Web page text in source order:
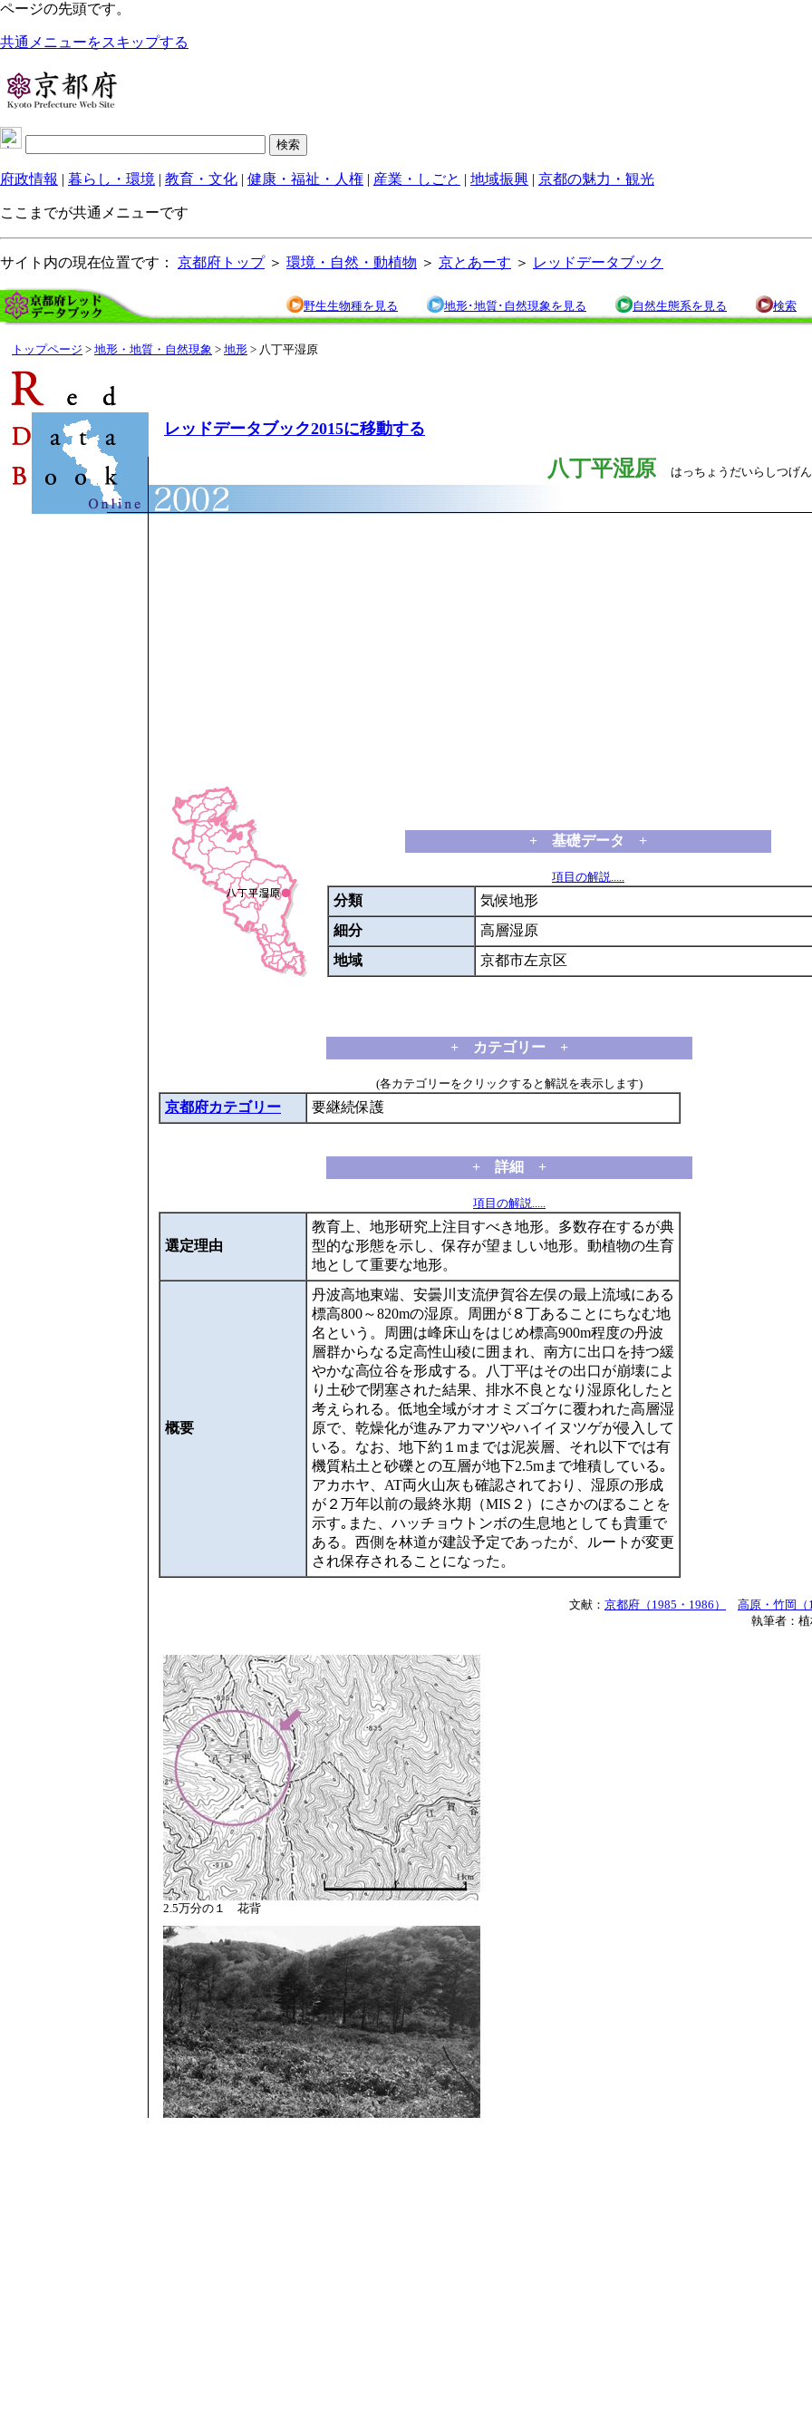
ページの先頭です。
共通メニューをスキップする
府政情報 | 暮らし・環境 | 教育・文化 | 健康・福祉・人権 | 産業・しごと | 地域振興 | 京都の魅力・観光
ここまでが共通メニューです
サイト内の現在位置です： 京都府トップ＞ 環境・自然・動植物 ＞ 京とあーす ＞ レッドデータブック
野生生物種を見る 地形･地質･自然現象を見る 自然生態系を見る 検索
トップページ > 地形・地質・自然現象 > 地形 > 八丁平湿原
レッドデータブック2015に移動する
八丁平湿原 はっちょうだいらしつげん
+ 基礎データ +
項目の解説.....
分類
気候地形
細分
高層湿原
地域
京都市左京区
+ カテゴリー +
(各カテゴリーをクリックすると解説を表示します)
京都府カテゴリー 要継続保護
+ 詳細 +
項目の解説.....
選定理由
教育上、地形研究上注目すべき地形。多数存在するが典
型的な形態を示し、保存が望ましい地形。動植物の生育
地として重要な地形。
概要
丹波高地東端、安曇川支流伊賀谷左俣の最上流域にある
標高800～820mの湿原。周囲が８丁あることにちなむ地
名という。周囲は峰床山をはじめ標高900m程度の丹波
層群からなる定高性山稜に囲まれ、南方に出口を持つ緩
やかな高位谷を形成する。八丁平はその出口が崩壊によ
り土砂で閉塞された結果、排水不良となり湿原化したと
考えられる。低地全域がオオミズゴケに覆われた高層湿
原で、乾燥化が進みアカマツやハイイヌツゲが侵入して
いる。なお、地下約１mまでは泥炭層、それ以下では有
機質粘土と砂礫との互層が地下2.5mまで堆積している｡
アカホヤ、AT両火山灰も確認されており、湿原の形成
が２万年以前の最終氷期（MIS２）にさかのぼることを
示す｡また、ハッチョウトンボの生息地としても貴重で
ある。西側を林道が建設予定であったが、ルートが変更
され保存されることになった。
文献： 京都府（1985・1986）
高原・竹岡（
執筆者：
2.5万分の１ 花背